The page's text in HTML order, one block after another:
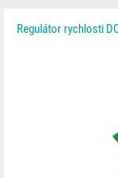
Regulátor rychlosti